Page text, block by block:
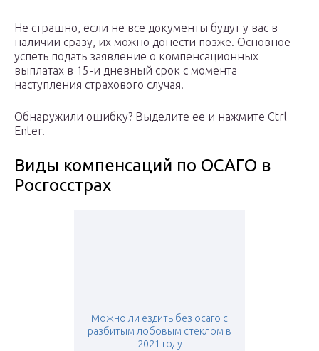
Не страшно, если не все документы будут у вас в
наличии сразу, их можно донести позже. Основное —
успеть подать заявление о компенсационных
выплатах в 15-и дневный срок с момента
наступления страхового случая.
Обнаружили ошибку? Выделите ее и нажмите Ctrl
Enter.
Виды компенсаций по ОСАГО в
Росгосстрах
Можно ли ездить без осаго с
разбитым лобовым стеклом в
2021 году